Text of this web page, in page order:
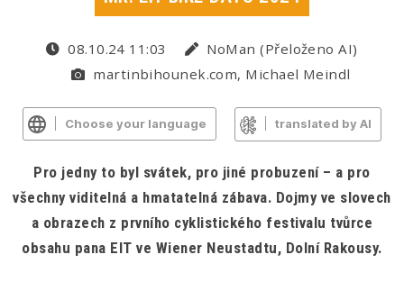
08.10.24 11:03
NoMan (Přeloženo AI)
martinbihounek.com, Michael Meindl
Choose your language translated by AI
Pro jedny to byl svátek, pro jiné probuzení – a pro
všechny viditelná a hmatatelná zábava. Dojmy ve slovech
a obrazech z prvního cyklistického festivalu tvůrce
obsahu pana EIT ve Wiener Neustadtu, Dolní Rakousy.